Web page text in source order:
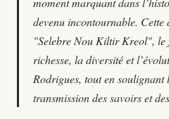
devenu incontournable. Cette
"Selebre Nou Kiltir Kreol", le
richesse, la diversité et
Rodrigues, tout en
transmission des savoirs et